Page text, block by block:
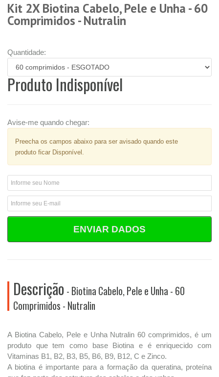
Kit 2X Biotina Cabelo, Pele e Unha - 60
Comprimidos - Nutralin
Quantidade:
Produto Indisponível
Avise-me quando chegar:
Preecha os campos abaixo para ser avisado quando este
produto ficar Disponível.
ENVIAR DADOS
Descrição - Biotina Cabelo, Pele e Unha - 60
Comprimidos - Nutralin
A Biotina Cabelo, Pele e Unha Nutralin 60 comprimidos, é um
produto que tem como base Biotina e é enriquecido com
Vitaminas B1, B2, B3, B5, B6, B9, B12, C e Zinco.
A biotina é importante para a formação da queratina, proteína